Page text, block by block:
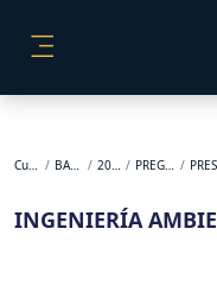
Cursos BACKUP 2026-1 PREGRADO
INGENIERÍA